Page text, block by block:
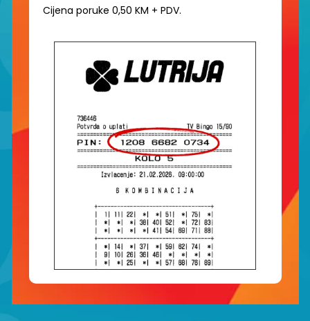
Cijena poruke 0,50 KM + PDV.